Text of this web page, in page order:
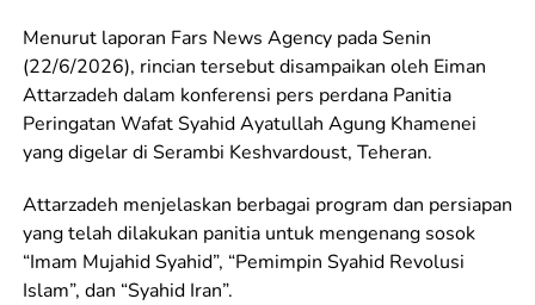
Menurut laporan Fars News Agency pada Senin
(22/6/2026), rincian tersebut disampaikan oleh Eiman
Attarzadeh dalam konferensi pers perdana Panitia
Peringatan Wafat Syahid Ayatullah Agung Khamenei
yang digelar di Serambi Keshvardoust, Teheran.
Attarzadeh menjelaskan berbagai program dan persiapan
yang telah dilakukan panitia untuk mengenang sosok
“Imam Mujahid Syahid”, “Pemimpin Syahid Revolusi
Islam”, dan “Syahid Iran”.